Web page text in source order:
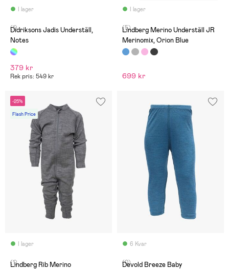
I lager
(1)
Didriksons Jadis Underställ,
Notes
379 kr
Rek pris: 549 kr
I lagerproponerligt med varandra.
(5)
Lindberg Merino Underställ JR
Merinomix, Orion Blue
699 kr
-25%
Flash Price
I lager
(1)
Lindberg Rib Merino
6 Kvar
(0)
Devold Breeze Baby